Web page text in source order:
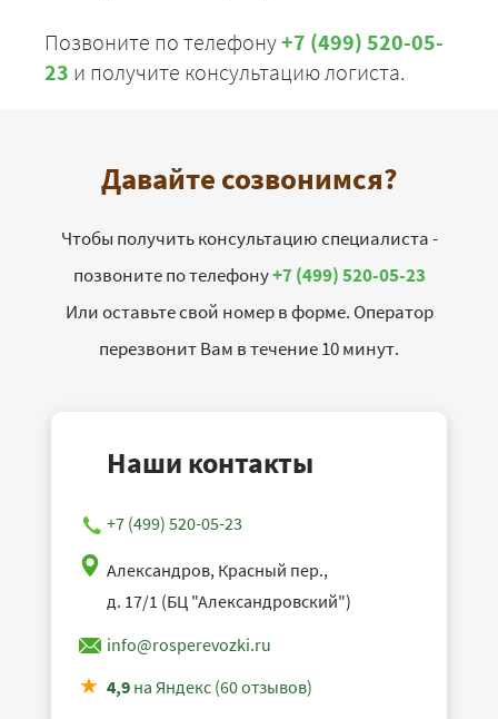
Позвоните по телефону+7 (499) 520-05-
23 и получите консультацию логиста.
Давайте созвонимся?
Чтобы получить консультацию специалиста -
позвоните по телефону+7 (499) 520-05-23
Или оставьте свой номер в форме. Оператор
перезвонит Вам в течение 10 минут.
Наши контакты
+7 (499) 520-05-23
Александров, Красный пер.,
д. 17/1 (БЦ "Александровский")
info@rosperevozki.ru
4,9 на Яндекс (60 отзывов)